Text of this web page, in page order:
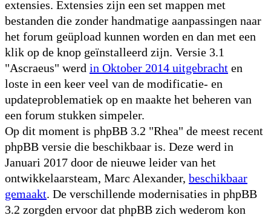
extensies. Extensies zijn een set mappen met
bestanden die zonder handmatige aanpassingen naar
het forum geüpload kunnen worden en dan met een
klik op de knop geïnstalleerd zijn. Versie 3.1
"Ascraeus" werd in Oktober 2014 uitgebracht en
loste in een keer veel van de modificatie- en
updateproblematiek op en maakte het beheren van
een forum stukken simpeler.
Op dit moment is phpBB 3.2 "Rhea" de meest recent
phpBB versie die beschikbaar is. Deze werd in
Januari 2017 door de nieuwe leider van het
ontwikkelaarsteam, Marc Alexander, beschikbaar
gemaakt. De verschillende modernisaties in phpBB
3.2 zorgden ervoor dat phpBB zich wederom kon